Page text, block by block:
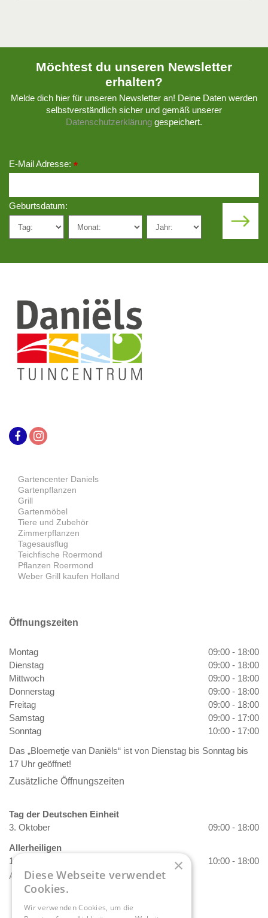
Möchtest du unseren Newsletter
erhalten?
Melde dich hier für unseren Newsletter an! Deine Daten werden
selbstverständlich sicher und gemäß unserer
Datenschutzerklärung gespeichert.
E-Mail Adresse: *
Geburtsdatum:
Gartencenter Daniels
Gartenpflanzen
Grill
Gartenmöbel
Tiere und Zubehör
Zimmerpflanzen
Tagesausflug
Teichfische Roermond
Pflanzen Roermond
Weber Grill kaufen Holland
Öffnungszeiten
Montag
09:00 - 18:00
Dienstag
09:00 - 18:00
Mittwoch
09:00 - 18:00
Donnerstag
09:00 - 18:00
Freitag
09:00 - 18:00
Samstag
09:00 - 17:00
Sonntag
10:00 - 17:00
Das „Bloemetje van Daniëls“ ist von Dienstag bis Sonntag bis
17 Uhr geöffnet!
Zusätzliche Öffnungszeiten
Tag der Deutschen Einheit
3. Oktober
09:00 - 18:00
Allerheiligen
1. November
10:00 - 18:00
Alle Öffnungszeiten anzeigen
×
Diese Webseite verwendet
Cookies.
Wir verwenden Cookies, um die